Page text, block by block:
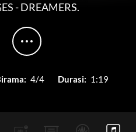
-DREAMERS.
4/4 Durasi: 1:19